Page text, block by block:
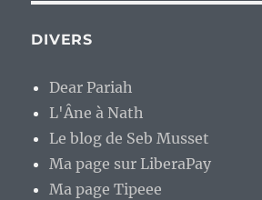
DIVERS
Dear Pariah
L'Âne à Nath
Le blog de Seb Musset
Ma page sur LiberaPay
Ma page Tipeee